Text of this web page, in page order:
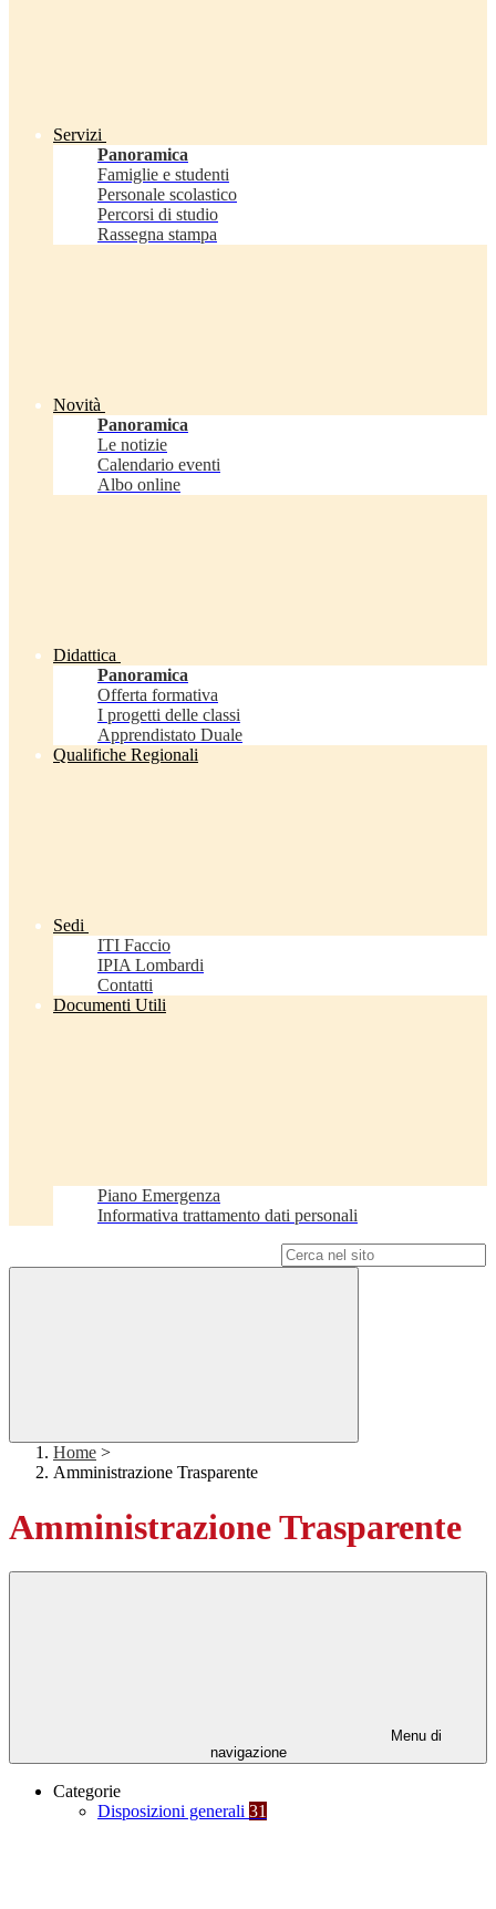
Servizi
Panoramica
Famiglie e studenti
Personale scolastico
Percorsi di studio
Rassegna stampa
Novità
Panoramica
Le notizie
Calendario eventi
Albo online
Didattica
Panoramica
Offerta formativa
I progetti delle classi
Apprendistato Duale
Qualifiche Regionali
Sedi
ITI Faccio
IPIA Lombardi
Contatti
Documenti Utili
Piano Emergenza
Informativa trattamento dati personali
Home >
Amministrazione Trasparente
Amministrazione Trasparente
Menu di
navigazione
Categorie
Disposizioni generali 31